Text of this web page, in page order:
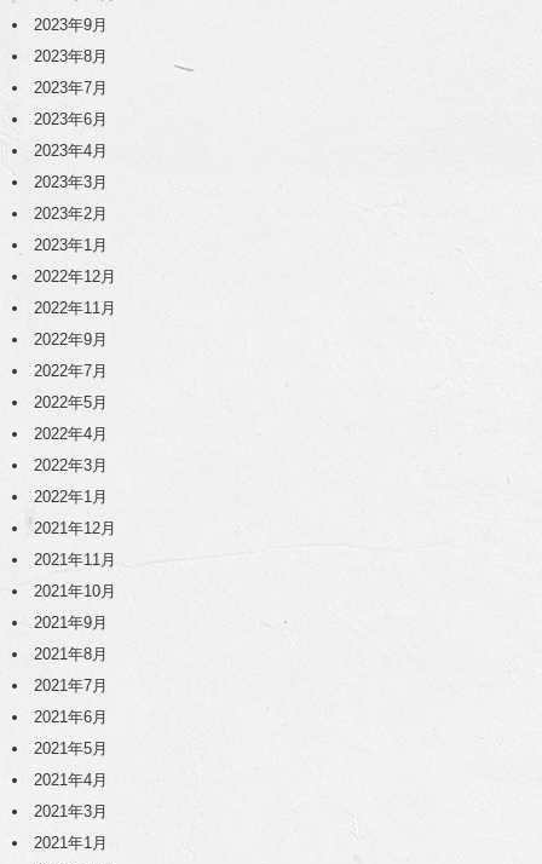
2023年9月
2023年8月
2023年7月
2023年6月
2023年4月
2023年3月
2023年2月
2023年1月
2022年12月
2022年11月
2022年9月
2022年7月
2022年5月
2022年4月
2022年3月
2022年1月
2021年12月
2021年11月
2021年10月
2021年9月
2021年8月
2021年7月
2021年6月
2021年5月
2021年4月
2021年3月
2021年1月